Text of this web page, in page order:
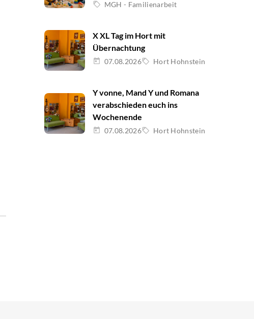
MGH - Familienarbeit
X XL Tag im Hort mit
Übernachtung
07.08.2026 Hort Hohnstein
Y vonne, Mand Y und Romana
verabschieden euch ins
Wochenende
07.08.2026 Hort Hohnstein